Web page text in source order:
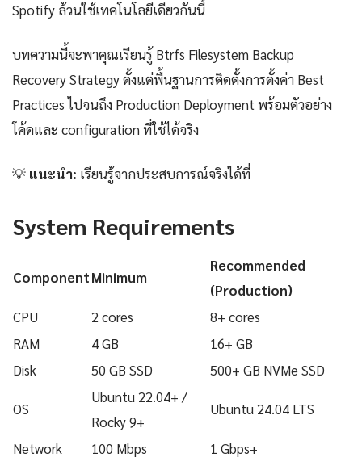
Spotify ล้วนใช้เทคโนโลยีเดียวกันนี้
บทความนี้จะพาคุณเรียนรู้ Btrfs Filesystem Backup
Recovery Strategy ตั้งแต่พื้นฐานการติดตั้งการตั้งค่า Best
Practices ไปจนถึง Production Deployment พร้อมตัวอย่าง
โค้ดและ configuration ที่ใช้ได้จริง
💡 แนะนำ: เรียนรู้จากประสบการณ์จริงได้ที่
System Requirements
ComponentMinimum
Recommended
(Production)
CPU
2 cores
8+ cores
RAM
4 GB
16+ GB
Disk
50 GB SSD 500+ GB NVMe SSD
OS
Ubuntu 22.04+ /
Rocky 9+
Ubuntu 24.04 LTS
Network 100 Mbps 1 Gbps+